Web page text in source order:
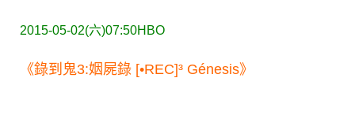
2015-05-02(六)07:50HBO
《錄到鬼3:姻屍錄 [•REC]³ Génesis》